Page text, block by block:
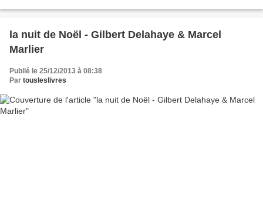
la nuit de Noël - Gilbert Delahaye & Marcel
Marlier
Publié le 25/12/2013 à 08:38
Par tousleslivres